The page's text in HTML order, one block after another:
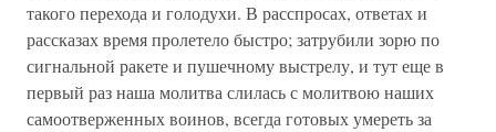
такого перехода и голодухи. В расспросах, ответах и
рассказах время пролетело быстро; затрубили зорю по
сигнальной ракете и пушечному выстрелу, и тут еще в
первый раз наша молитва слилась с молитвою наших
самоотверженных воинов, всегда готовых умереть за